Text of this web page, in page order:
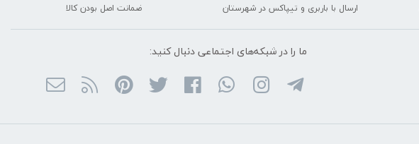
ارسال با باربری و تیپاکس در شهرستان ضمانت اصل بودن کالا
ما را در شبکه‌های اجتماعی دنبال کنید: